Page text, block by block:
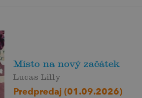
Místo na nový začátek
Lucas Lilly
Predpredaj (01.09.2026)